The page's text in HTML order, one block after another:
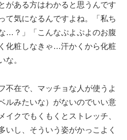
がある方はわかると思うんです
て気になるんですよね。「私ち
…？」「こんなぷよぷよのお腹
化粧しなきゃ…汗かくから化粧
な。
不在で、マッチョな人が使うよ
ルみたいな）がないのでいい意
イクでもくもくとストレッチ、
いし、そういう姿がかっこよく